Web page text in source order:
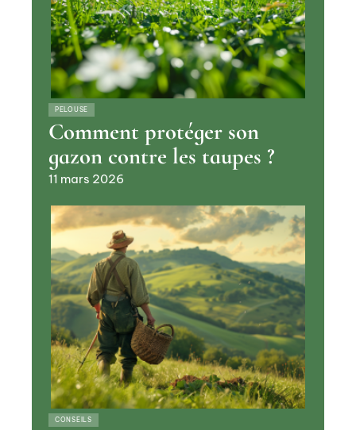
PELOUSE
Comment protéger son
gazon contre les taupes ?
11 mars 2026
CONSEILS